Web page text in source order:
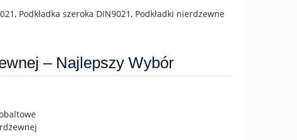
, Podkładka szeroka DIN9021, Podkładki nierdzewne
– Najlepszy Wybór